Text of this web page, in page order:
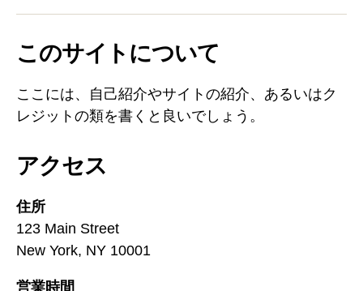
このサイトについて
ここには、自己紹介やサイトの紹介、あるいはク
レジットの類を書くと良いでしょう。
アクセス
住所
123 Main Street
New York, NY 10001
営業時間